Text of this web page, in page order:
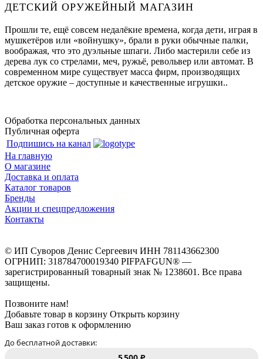
ДЕТСКИЙ ОРУЖЕЙНЫЙ МАГАЗИН
Прошли те, ещё совсем недалёкие времена, когда дети, играя в
мушкетёров или «войнушку», брали в руки обычные палки,
воображая, что это дуэльные шпаги. Либо мастерили себе из
дерева лук со стрелами, меч, ружьё, револьвер или автомат. В
современном мире существует масса фирм, производящих
детское оружие – доступные и качественные игрушки..
Обработка персональных данных
Публичная оферта
Подпишись на канал
На главную
О магазине
Доставка и оплата
Каталог товаров
Бренды
Акции и спецпредложения
Контакты
© ИП Суворов Денис Сергеевич ИНН 781143662300
ОГРНИП: 318784700019340 PIFPAFGUN® —
зарегистрированный товарный знак № 1238601. Все права
защищены.
Позвоните нам!
Добавьте товар в корзину Открыть корзину
Ваш заказ готов к оформлению
До бесплатной доставки: